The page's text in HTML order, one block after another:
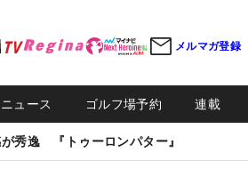
メルマガ登録
ュース ゴルフ場予約 連載
秀逸 『トゥーロンパター』